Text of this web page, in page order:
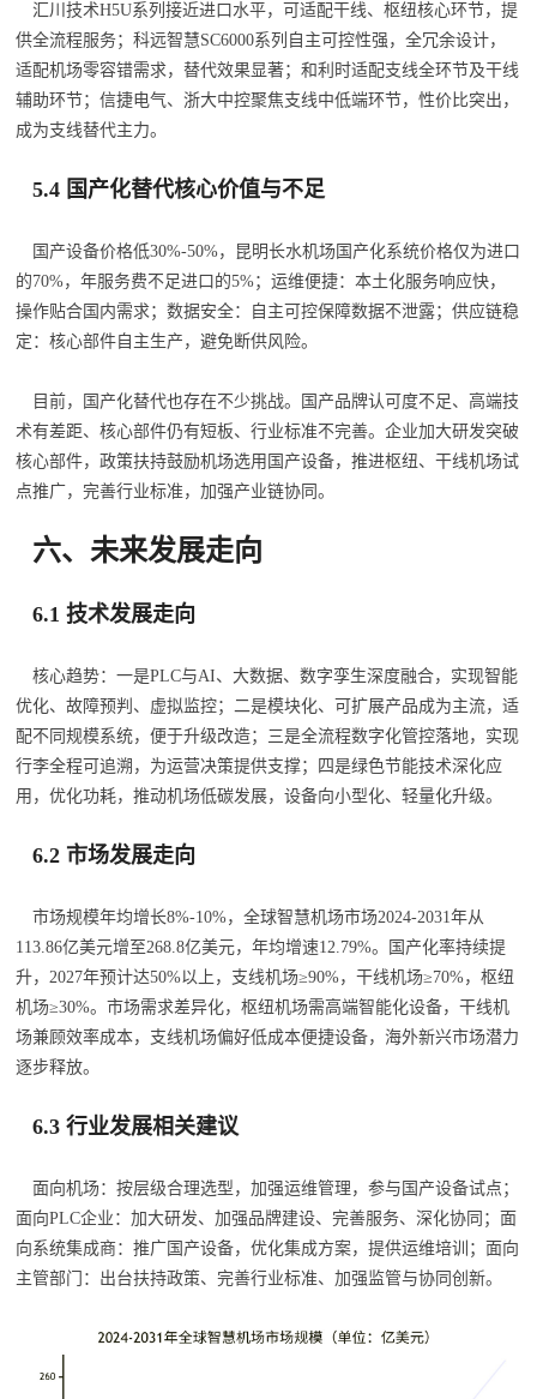
汇川技术H5U系列接近进口水平，可适配干线、枢纽核心环节，提
供全流程服务；科远智慧SC6000系列自主可控性强，全冗余设计，
适配机场零容错需求，替代效果显著；和利时适配支线全环节及干线
辅助环节；信捷电气、浙大中控聚焦支线中低端环节，性价比突出，
成为支线替代主力。
5.4 国产化替代核心价值与不足
国产设备价格低30%-50%，昆明长水机场国产化系统价格仅为进口
的70%，年服务费不足进口的5%；运维便捷：本土化服务响应快，
操作贴合国内需求；数据安全：自主可控保障数据不泄露；供应链稳
定：核心部件自主生产，避免断供风险。
目前，国产化替代也存在不少挑战。国产品牌认可度不足、高端技
术有差距、核心部件仍有短板、行业标准不完善。企业加大研发突破
核心部件，政策扶持鼓励机场选用国产设备，推进枢纽、干线机场试
点推广，完善行业标准，加强产业链协同。
六、未来发展走向
6.1 技术发展走向
核心趋势：一是PLC与AI、大数据、数字孪生深度融合，实现智能
优化、故障预判、虚拟监控；二是模块化、可扩展产品成为主流，适
配不同规模系统，便于升级改造；三是全流程数字化管控落地，实现
行李全程可追溯，为运营决策提供支撑；四是绿色节能技术深化应
用，优化功耗，推动机场低碳发展，设备向小型化、轻量化升级。
6.2 市场发展走向
市场规模年均增长8%-10%，全球智慧机场市场2024-2031年从
113.86亿美元增至268.8亿美元，年均增速12.79%。国产化率持续提
升，2027年预计达50%以上，支线机场≥90%，干线机场≥70%，枢纽
机场≥30%。市场需求差异化，枢纽机场需高端智能化设备，干线机
场兼顾效率成本，支线机场偏好低成本便捷设备，海外新兴市场潜力
逐步释放。
6.3 行业发展相关建议
面向机场：按层级合理选型，加强运维管理，参与国产设备试点；
面向PLC企业：加大研发、加强品牌建设、完善服务、深化协同；面
向系统集成商：推广国产设备，优化集成方案，提供运维培训；面向
主管部门：出台扶持政策、完善行业标准、加强监管与协同创新。